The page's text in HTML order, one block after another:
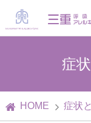
症
HOME 症状